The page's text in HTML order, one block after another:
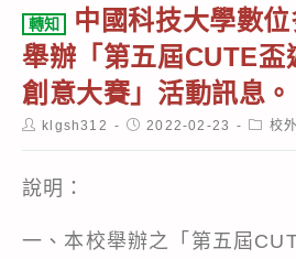
轉知
中國科技大學數
舉辦「第五屆CUTE盃
創意大賽」活動訊息。
Postklgsh312
Post2022-02-23
Post
校
說明：
一、本校舉辦之「第五屆